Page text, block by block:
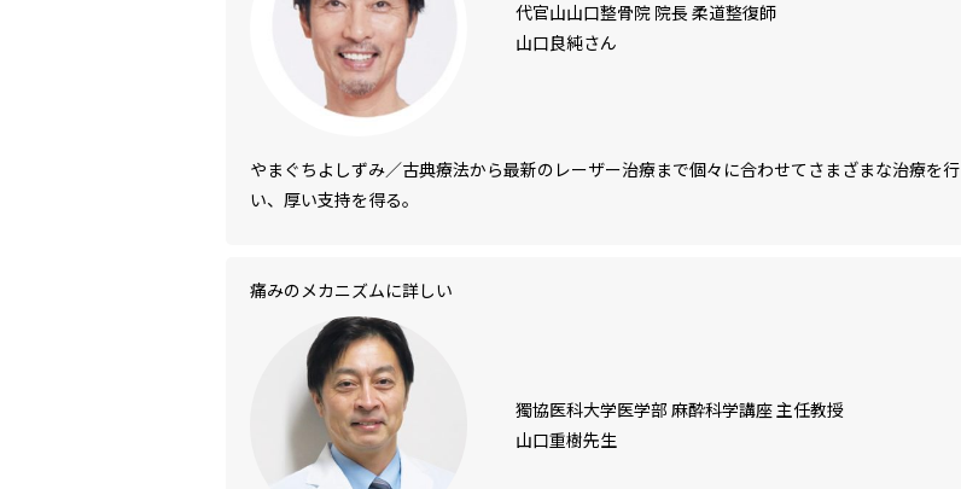
代官山山口整骨院 院長 柔道整復師
山口良純さん
やまぐちよしずみ／古典療法から最新のレーザー治療まで個々に合わせてさまざまな治療を行
い、厚い支持を得る。
痛みのメカニズムに詳しい
獨協医科大学医学部 麻酔科学講座 主任教授
山口重樹先生